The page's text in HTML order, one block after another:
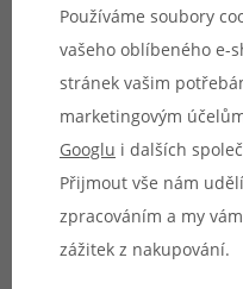
Balení:10m
Parametry
Hodnocení (0)
Zeptejte se (0)
Používáme soubory
vašeho oblíbeného e-
stránek vašim
marketingovým
Googlu i dalších
Přijmout vše nám
zpracováním a my
zážitek z nakupování.